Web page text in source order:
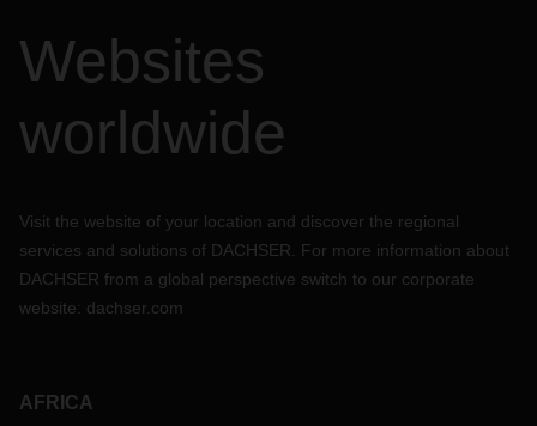
Websites
worldwide
Visit the website of your location and discover the regional
services and solutions of DACHSER. For more information about
DACHSER from a global perspective switch to our corporate
website: dachser.com
AFRICA